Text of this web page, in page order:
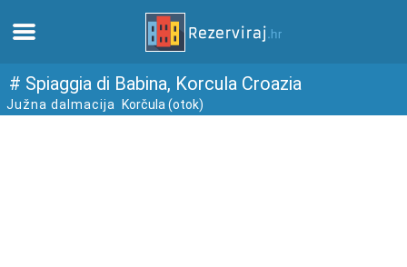
Casa
# Spiaggia di Babina, Korcula Croazia
Južna dalmacija Korčula (otok)